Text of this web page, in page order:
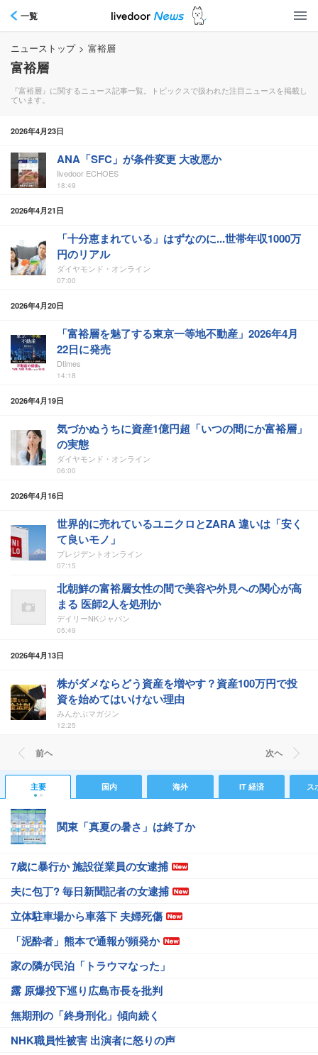
一覧
ニューストップ > 富裕層
富裕層
『富裕層』に関するニュース記事一覧。トピックスで扱われた注目ニュースを掲載し
ています。
2026年4月23日
ANA「SFC」が条件変更 大改悪か
livedoor ECHOES
18:49
2026年4月21日
「十分恵まれている」はずなのに...世帯年収1000万
円のリアル
ダイヤモンド・オンライン
07:00
2026年4月20日
「富裕層を魅了する東京一等地不動産」2026年4月
22日に発売
Dtimes
14:18
2026年4月19日
気づかぬうちに資産1億円超「いつの間にか富裕層」
の実態
ダイヤモンド・オンライン
06:00
2026年4月16日
世界的に売れているユニクロとZARA 違いは「安く
て良いモノ」
プレジデントオンライン
07:15
北朝鮮の富裕層女性の間で美容や外見への関心が高
まる 医師2人を処刑か
デイリーNKジャパン
05:49
2026年4月13日
株がダメならどう資産を増やす？資産100万円で投
資を始めてはいけない理由
みんかぶマガジン
12:25
前ヘ 次ヘ
主要 国内 海外 IT 経済 ス
関東「真夏の暑さ」は終了か
7歳に暴行か 施設従業員の女逮捕
夫に包丁? 毎日新聞記者の女逮捕
立体駐車場から車落下 夫婦死傷
「泥酔者」熊本で通報が頻発か
家の隣が民泊「トラウマなった」
露 原爆投下巡り広島市長を批判
無期刑の「終身刑化」傾向続く
NHK職員性被害 出演者に怒りの声